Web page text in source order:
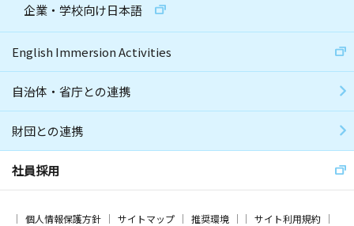
企業・学校向け日本語
English Immersion Activities
自治体・省庁との連携
財団との連携
社員採用
個人情報保護方針 サイトマップ 推奨環境 サイト利用規約